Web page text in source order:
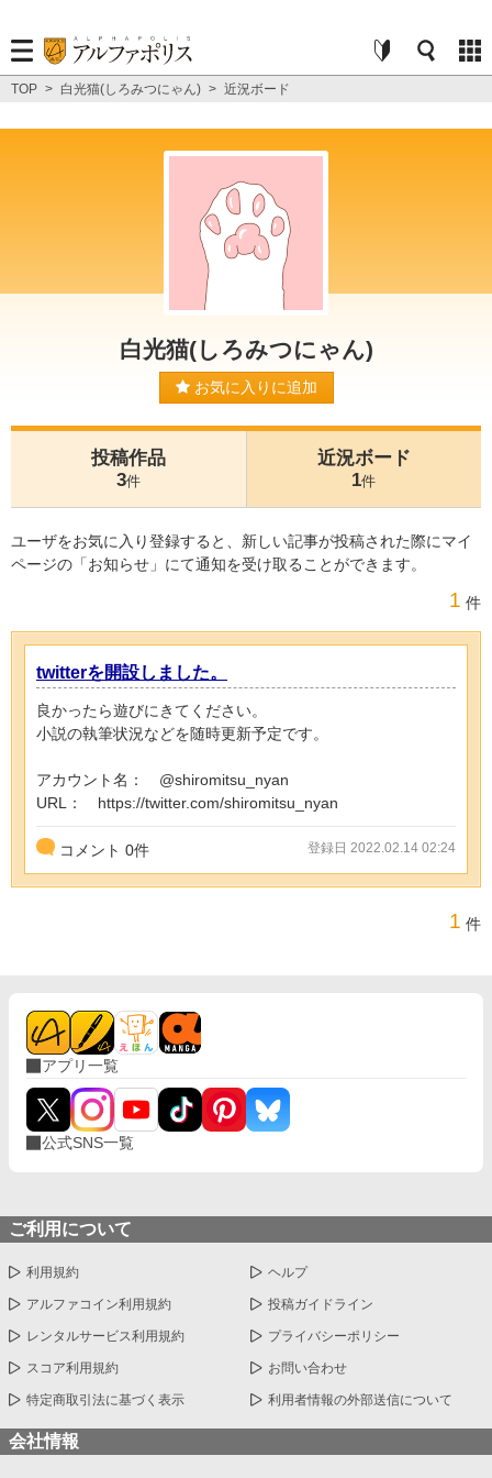
TOP > 白光猫(しろみつにゃん) > 近況ボード
白光猫(しろみつにゃん)
お気に入りに追加
投稿作品
3件
近況ボード
1件
ユーザをお気に入り登録すると、新しい記事が投稿された際にマイ
ページの「お知らせ」にて通知を受け取ることができます。
1 件
twitterを開設しました。
良かったら遊びにきてください。
小説の執筆状況などを随時更新予定です。
アカウント名： @shiromitsu_nyan
URL： https://twitter.com/shiromitsu_nyan
コメント 0件 登録日 2022.02.14 02:24
1 件
アプリ一覧
公式SNS一覧
ご利用について
利用規約 ヘルプ
アルファコイン利用規約 投稿ガイドライン
レンタルサービス利用規約 プライバシーポリシー
スコア利用規約 お問い合わせ
特定商取引法に基づく表示 利用者情報の外部送信について
会社情報